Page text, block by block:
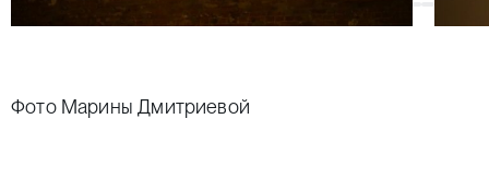
Фото Марины Дмитриевой